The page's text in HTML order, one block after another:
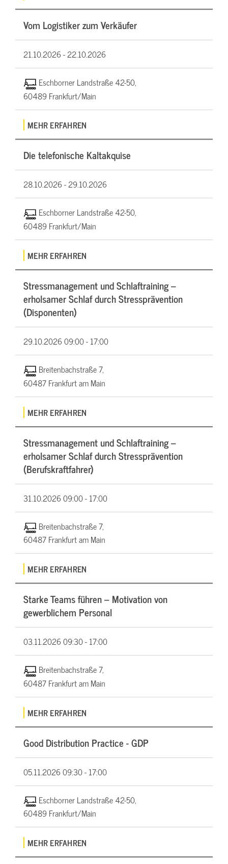
Vom Logistiker zum Verkäufer
21.10.2026 -22.10.2026
Eschborner Landstraße 42-50,
60489 Frankfurt/Main
MEHR ERFAHREN
Die telefonische Kaltakquise
28.10.2026 -29.10.2026
Eschborner Landstraße 42-50,
60489 Frankfurt/Main
MEHR ERFAHREN
Stressmanagement und Schlaftraining –
erholsamer Schlaf durch Stressprävention
(Disponenten)
29.10.202609:00 - 17:00
Breitenbachstraße 7,
60487 Frankfurt am Main
MEHR ERFAHREN
Stressmanagement und Schlaftraining –
erholsamer Schlaf durch Stressprävention
(Berufskraftfahrer)
31.10.202609:00 - 17:00
Breitenbachstraße 7,
60487 Frankfurt am Main
MEHR ERFAHREN
Starke Teams führen – Motivation von
gewerblichem Personal
03.11.202609:30 - 17:00
Breitenbachstraße 7,
60487 Frankfurt am Main
MEHR ERFAHREN
Good Distribution Practice - GDP
05.11.202609:30 - 17:00
Eschborner Landstraße 42-50,
60489 Frankfurt/Main
MEHR ERFAHREN